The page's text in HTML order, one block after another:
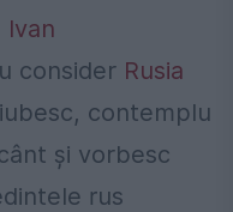
Ivan
consider Rusia
contemplu
și vorbesc
rus